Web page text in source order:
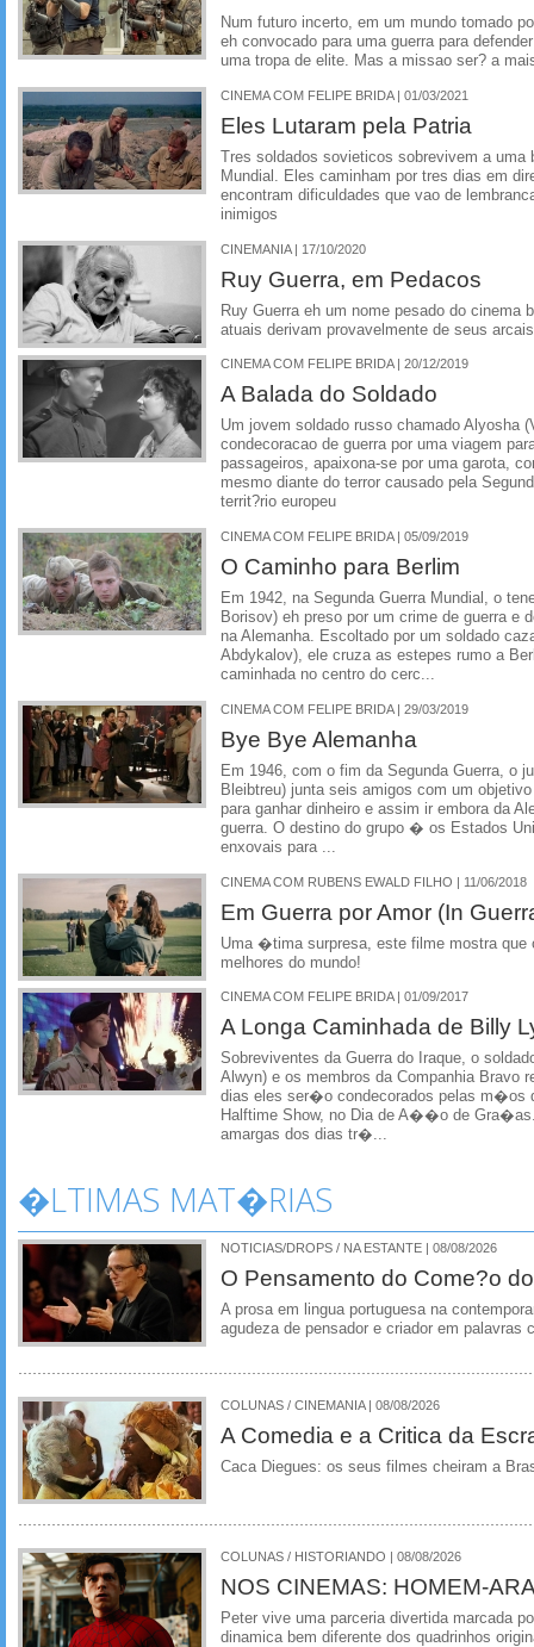
Num futuro incerto, em um mundo tomado
eh convocado para uma guerra para
uma tropa de elite. Mas a missao ser? a
CINEMA COM FELIPE BRIDA | 01/03/2021
Eles Lutaram pela Patria
Tres soldados sovieticos sobrevivem a uma
Mundial. Eles caminham por tres dias em
encontram dificuldades que vao de
inimigos
CINEMANIA | 17/10/2020
Ruy Guerra, em Pedacos
Ruy Guerra eh um nome pesado do cinema
atuais derivam provavelmente de seus
CINEMA COM FELIPE BRIDA | 20/12/2019
A Balada do Soldado
Um jovem soldado russo chamado Alyosha
condecoracao de guerra por uma viagem
passageiros, apaixona-se por uma garota,
mesmo diante do terror causado pela
territ?rio europeu
CINEMA COM FELIPE BRIDA | 05/09/2019
O Caminho para Berlim
Em 1942, na Segunda Guerra Mundial, o
Borisov) eh preso por um crime de guerra e
na Alemanha. Escoltado por um soldado
Abdykalov), ele cruza as estepes rumo a
caminhada no centro do cerc...
CINEMA COM FELIPE BRIDA | 29/03/2019
Bye Bye Alemanha
Em 1946, com o fim da Segunda Guerra, o
Bleibtreu) junta seis amigos com um
para ganhar dinheiro e assim ir embora da
guerra. O destino do grupo � os Estados
enxovais para ...
CINEMA COM RUBENS EWALD FILHO | 11/06/2018
Em Guerra por Amor (In
Uma �tima surpresa, este filme mostra
melhores do mundo!
CINEMA COM FELIPE BRIDA | 01/09/2017
A Longa Caminhada de Billy
Sobreviventes da Guerra do Iraque, o
Alwyn) e os membros da Companhia Bravo
dias eles ser�o condecorados pelas m�os
Halftime Show, no Dia de A��o de
amargas dos dias tr�...
�LTIMAS MAT�RIAS
NOTICIAS/DROPS / NA ESTANTE | 08/08/2026
O Pensamento do Come?o
A prosa em lingua portuguesa na
agudeza de pensador e criador em palavras
COLUNAS / CINEMANIA | 08/08/2026
A Comedia e a Critica da
Caca Diegues: os seus filmes cheiram a
COLUNAS / HISTORIANDO | 08/08/2026
NOS CINEMAS: HOMEM-
Peter vive uma parceria divertida marcada
dinamica bem diferente dos quadrinhos